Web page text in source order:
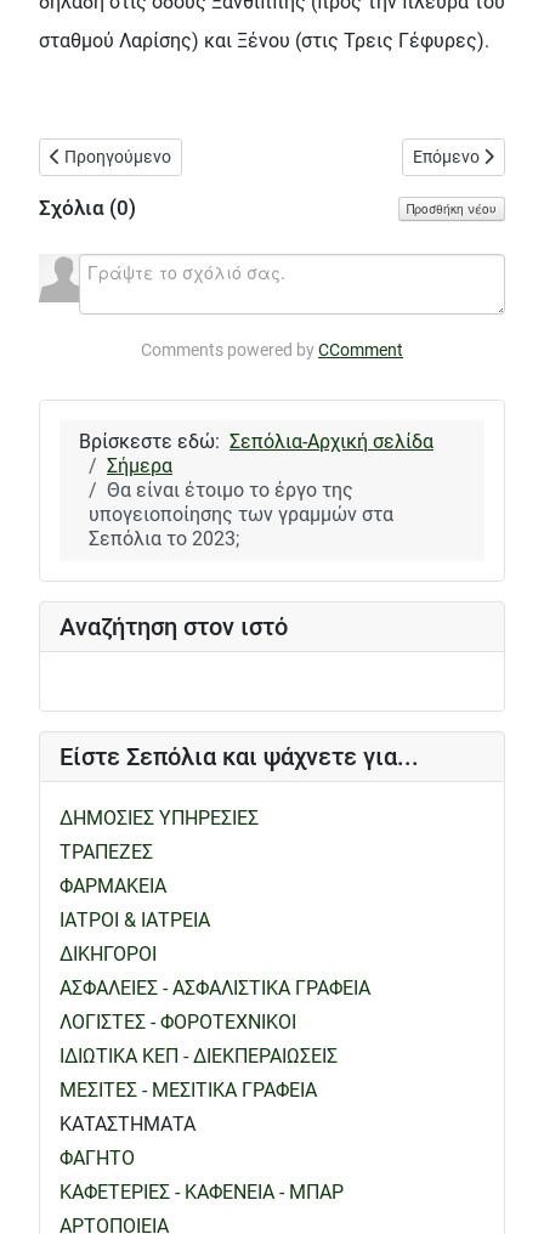
Αναζήτηση στον ιστό
Είστε Σεπόλια και ψάχνετε για...
ΔΗΜΟΣΙΕΣ ΥΠΗΡΕΣΙΕΣ
ΤΡΑΠΕΖΕΣ
ΦΑΡΜΑΚΕΙΑ
ΙΑΤΡΟΙ & ΙΑΤΡΕΙΑ
ΔΙΚΗΓΟΡΟΙ
ΑΣΦΑΛΕΙΕΣ - ΑΣΦΑΛΙΣΤΙΚΑ ΓΡΑΦΕΙΑ
ΛΟΓΙΣΤΕΣ - ΦΟΡΟΤΕΧΝΙΚΟΙ
ΙΔΙΩΤΙΚΑ ΚΕΠ - ΔΙΕΚΠΕΡΑΙΩΣΕΙΣ
ΜΕΣΙΤΕΣ - ΜΕΣΙΤΙΚΑ ΓΡΑΦΕΙΑ
ΚΑΤΑΣΤΗΜΑΤΑ
ΦΑΓΗΤΟ
ΚΑΦΕΤΕΡΙΕΣ - ΚΑΦΕΝΕΙΑ - ΜΠΑΡ
ΑΡΤΟΠΟΙΕΙΑ
σταθμού Λαρίσης) και Ξένου (στις Τρεις Γέφυρες).
Προηγούμενο άρθρο: Η «Αναγέννηση» καταγγέλλει
Προηγούμενο Επόμενο άρθρο:
Επόμενο
Σχόλια (0) Προσθήκη νέου
Comments powered byCComment
Βρίσκεστε εδώ: Σεπόλια-Αρχική σελίδα
Σήμερα
Θα είναι έτοιμο το έργο της
υπογειοποίησης των γραμμών στα
Σεπόλια το 2023;